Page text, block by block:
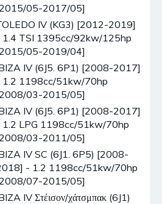
05-2017/05]
IV (KG3) [2012-2019]
1.4 TSI 1395cc/92kw/125hp
05-2019/04]
IV (6J5. 6P1) [2008-2017]
1.2 1198cc/51kw/70hp
03-2015/05]
IV (6J5. 6P1) [2008-2017]
1.2 LPG 1198cc/51kw/70hp
03-2011/05]
IV SC (6J1. 6P5) [2008-
- 1.2 1198cc/51kw/70hp
07-2015/05]
IV Στέισον/χάτσμπακ (6J1)